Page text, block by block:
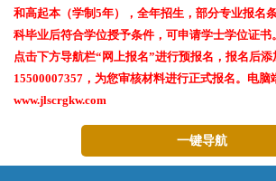
和高起本（学制5年），全年招生，部分专业报名
科毕业后符合学位授予条件，可申请学士学位证书。
点击下方导航栏“网上报名”进行预报名，报名后添
15500007357，为您审核材料进行正式报名。电脑
www.jlscrgkw.com
一键导航